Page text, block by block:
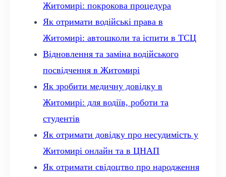
Житомирі: покрокова процедура
Як отримати водійські права в
Житомирі: автошколи та іспити в ТСЦ
Відновлення та заміна водійського
посвідчення в Житомирі
Як зробити медичну довідку в
Житомирі: для водіїв, роботи та
студентів
Як отримати довідку про несудимість у
Житомирі онлайн та в ЦНАП
Як отримати свідоцтво про народження